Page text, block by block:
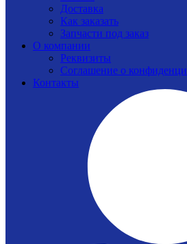
Доставка
Как заказать
Запчасти под заказ
О компании
Реквизиты
Соглашение о
Контакты